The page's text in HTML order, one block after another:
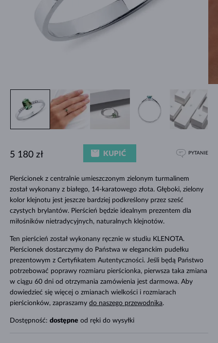
Pierścionek z centralnie umieszczonym zielonym turmalinem
został wykonany z białego, 14-karatowego złota. Głęboki, zielony
kolor klejnotu jest jeszcze bardziej podkreślony przez sześć
czystych brylantów. Pierścień będzie idealnym prezentem dla
miłośników nietradycyjnych, naturalnych klejnotów.
Ten pierścień został wykonany ręcznie w studiu KLENOTA.
Pierścionek dostarczymy do Państwa w eleganckim pudełku
prezentowym z Certyfikatem Autentyczności. Jeśli będą Państwo
potrzebować poprawy rozmiaru pierścionka, pierwsza taka zmiana
w ciągu 60 dni od otrzymania zamówienia jest darmowa. Aby
dowiedzieć się więcej o zmianach wielkości i rozmiarach
pierścionków, zapraszamy do naszego przewodnika.
Dostępność: dostępne od ręki do wysyłki
5 180 zł KUPIĆ PYTANIE